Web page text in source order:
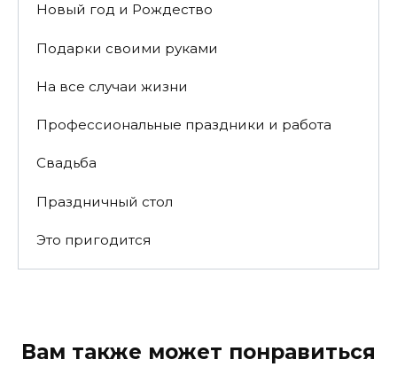
Новый год и Рождество
Подарки своими руками
На все случаи жизни
Профессиональные праздники и работа
Свадьба
Праздничный стол
Это пригодится
Вам также может понравиться